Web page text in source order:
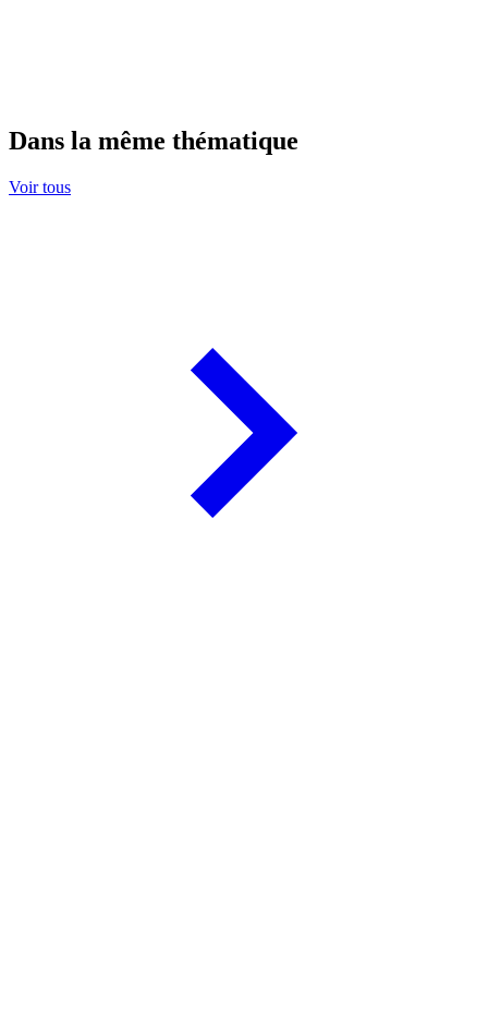
Dans la même thématique
Voir tous